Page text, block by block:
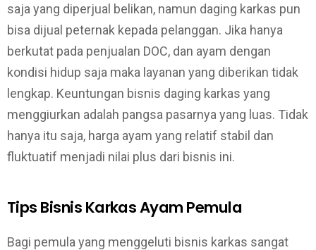
saja yang diperjual belikan, namun daging karkas pun
bisa dijual peternak kepada pelanggan. Jika hanya
berkutat pada penjualan DOC, dan ayam dengan
kondisi hidup saja maka layanan yang diberikan tidak
lengkap. Keuntungan bisnis daging karkas yang
menggiurkan adalah pangsa pasarnya yang luas. Tidak
hanya itu saja, harga ayam yang relatif stabil dan
fluktuatif menjadi nilai plus dari bisnis ini.
Tips Bisnis Karkas Ayam Pemula
Bagi pemula yang menggeluti bisnis karkas sangat